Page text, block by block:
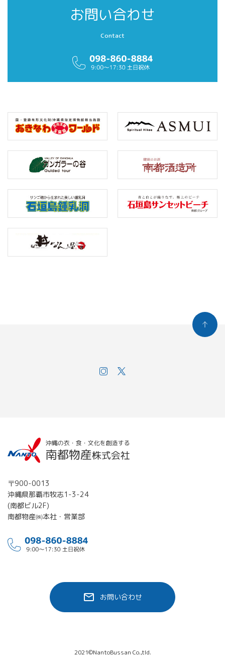
お問い合わせ
Contact
〒900-0013
沖縄県那覇市牧志1-3-24
(南都ビル2F)
南都物産㈱本社・営業部
お問い合わせ
2021©NantoBussan Co.,tld.